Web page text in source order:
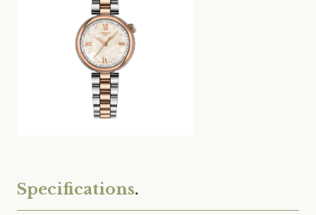
Specifications.